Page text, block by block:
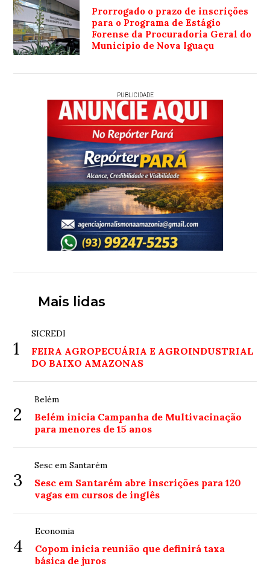
Prorrogado o prazo de inscrições
para o Programa de Estágio
Forense da Procuradoria Geral do
Município de Nova Iguaçu
PUBLICIDADE
Mais lidas
1
SICREDI
FEIRA AGROPECUÁRIA E AGROINDUSTRIAL
DO BAIXO AMAZONAS
2
Belém
Belém inicia Campanha de Multivacinação
para menores de 15 anos
3
Sesc em Santarém
Sesc em Santarém abre inscrições para 120
vagas em cursos de inglês
4
Economia
Copom inicia reunião que definirá taxa
básica de juros